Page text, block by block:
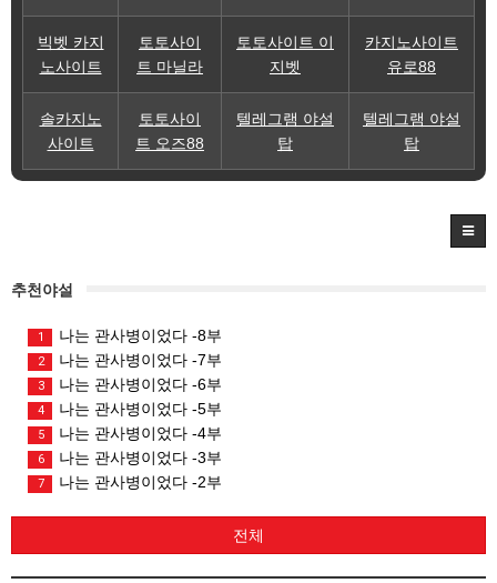
빅벳 카지
노사이트
토토사이
트 마닐라
토토사이트 이
지벳
카지노사이트
유로88
솔카지노
사이트
토토사이
트 오즈88
텔레그램 야설
탑
텔레그램 야설
탑
추천야설
1 나는 관사병이었다 -8부
2 나는 관사병이었다 -7부
3 나는 관사병이었다 -6부
4 나는 관사병이었다 -5부
5 나는 관사병이었다 -4부
6 나는 관사병이었다 -3부
7 나는 관사병이었다 -2부
전체